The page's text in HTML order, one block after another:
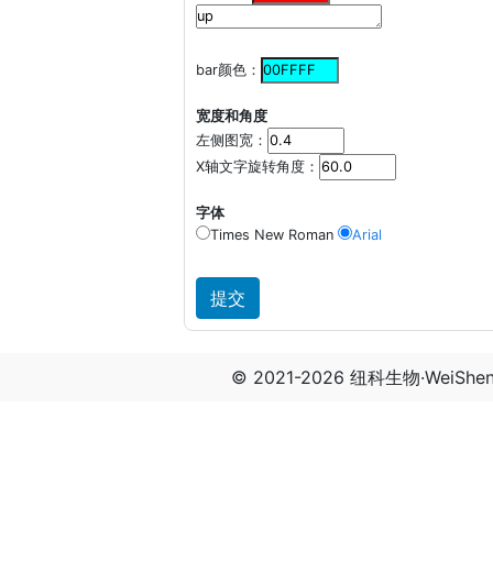
bar颜色：
宽度和角度
左侧图宽：
X轴文字旋转角度：
字体
Times New Roman
Arial
© 2021-2026 纽科生物